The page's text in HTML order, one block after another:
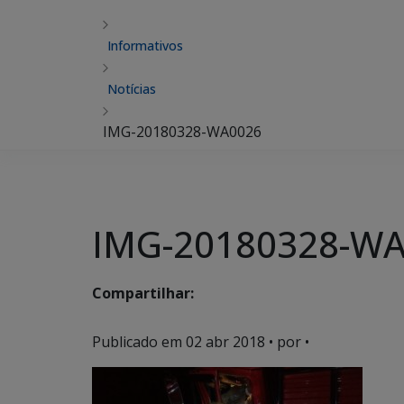
Informativos
Notícias
IMG-20180328-WA0026
IMG-20180328-
Compartilhar:
Publicado em 02 abr 2018 • por •